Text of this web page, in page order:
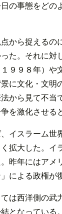
の事態をどの
から捉えるの
た。それに対
９９８年）や
に文化・文明
から見て不
を激化させる
イスラーム世
拡大した。イ
昨年にはアメ
による政権が
は西洋側の武
となっている